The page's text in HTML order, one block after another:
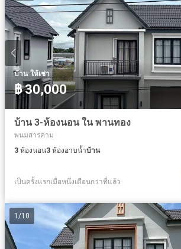
บ้าน·ให้เช่า
฿ 30,000
บ้าน 3-ห้องนอน ใน พานทอง
พนมสารคาม
3 ห้องนอน3 ห้องอาบน้ำบ้าน
เป็นครั้งแรกเมื่อหนึ่งเดือนกว่าที่แล้ว
1 /10